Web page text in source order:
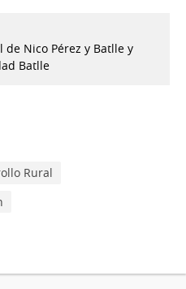
de Nico Pérez y Batlle y
Batlle
Rural